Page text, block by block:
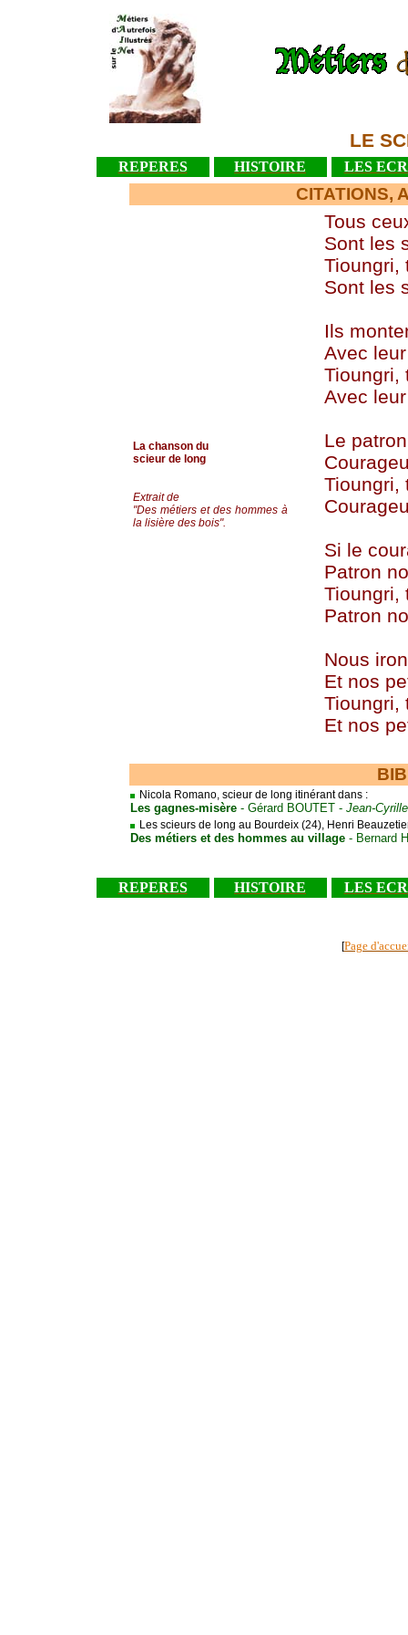
LE
REPERES HISTOIRE LES
CITATIONS,
La chanson du
scieur de long
Extrait de
"Des métiers et des hommes à
la lisière des bois".
Tous
Sont les
Tioungri,
Sont les
Ils
Avec
Tioungri,
Avec
Le
Tioungri,
Si le
Patron
Tioungri,
Patron
Nous
Et nos
Tioungri,
Et nos
Nicola Romano, scieur de long itinérant dans :
Les gagnes-misère - Gérard BOUTET - Jean-
Les scieurs de long au Bourdeix (24), Henri
Des métiers et des hommes au village - Bernard
REPERES HISTOIRE LES
[Page